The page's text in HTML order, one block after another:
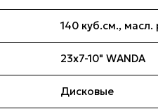
140 куб.см.,
23х7-10" WANDA
Дисковые